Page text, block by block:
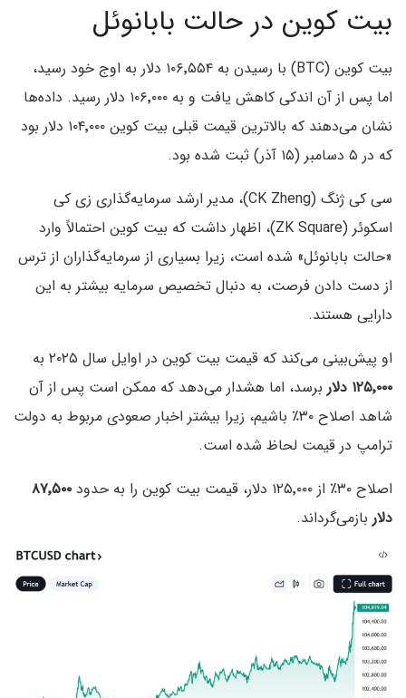
بیت کوین در حالت بابانوئل
بیت کوین (BTC) با رسیدن به ۱۰۶٬۵۵۴ دلار به اوج خود رسید،
اما پس از آن اندکی کاهش یافت و به ۱۰۶٬۰۰۰ دلار رسید. داده‌ها
نشان می‌دهند که بالاترین قیمت قبلی بیت کوین ۱۰۴٬۰۰۰ دلار بود
که در ۵ دسامبر (۱۵ آذر) ثبت شده بود.
سی کی ژنگ (CK Zheng)، مدیر ارشد سرمایه‌گذاری زی کی
اسکوئر (ZK Square)، اظهار داشت که بیت کوین احتمالاً وارد
«حالت بابانوئل» شده است، زیرا بسیاری از سرمایه‌گذاران از ترس
از دست دادن فرصت، به دنبال تخصیص سرمایه بیشتر به این
دارایی هستند.
او پیش‌بینی می‌کند که قیمت بیت کوین در اوایل سال ۲۰۲۵ به
۱۲۵٬۰۰۰ دلار
برسد، اما هشدار می‌دهد که ممکن است پس از آن
شاهد اصلاح ۳۰٪ باشیم، زیرا بیشتر اخبار صعودی مربوط به دولت
ترامپ در قیمت لحاظ شده است.
اصلاح ۳۰٪ از ۱۲۵٬۰۰۰ دلار، قیمت بیت کوین را به حدود
۸۷٬۵۰۰
دلاربازمی‌گرداند.